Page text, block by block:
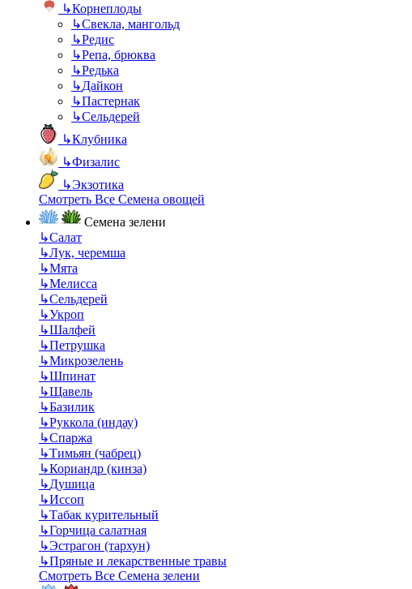
↳Корнеплоды
↳Свекла, мангольд
↳Редис
↳Репа, брюква
↳Редька
↳Дайкон
↳Пастернак
↳Сельдерей
↳Клубника
↳Физалис
↳Экзотика
Смотреть Все Семена овощей
Семена зелени
↳Салат
↳Лук, черемша
↳Мята
↳Мелисса
↳Сельдерей
↳Укроп
↳Шалфей
↳Петрушка
↳Микрозелень
↳Шпинат
↳Щавель
↳Базилик
↳Руккола (индау)
↳Спаржа
↳Тимьян (чабрец)
↳Кориандр (кинза)
↳Душица
↳Иссоп
↳Табак курительный
↳Горчица салатная
↳Эстрагон (тархун)
↳Пряные и лекарственные травы
Смотреть Все Семена зелени